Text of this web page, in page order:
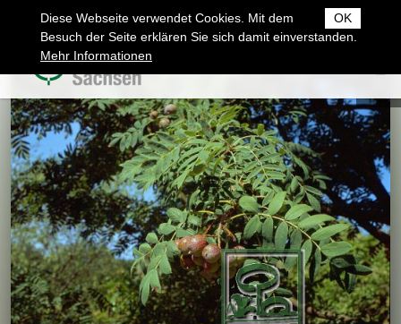
OK
Diese Webseite verwendet Cookies. Mit dem
Besuch der Seite erklären Sie sich damit einverstanden.
Mehr Informationen